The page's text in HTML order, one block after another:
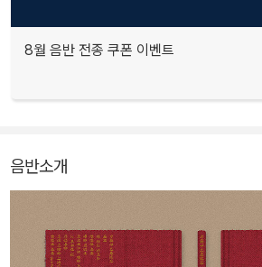
8월 음반 전종 쿠폰 이벤트
음반소개